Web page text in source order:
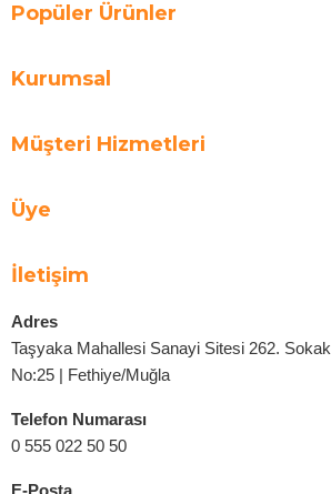
Popüler Ürünler
Kurumsal
Müşteri Hizmetleri
Üye
İletişim
Adres
Taşyaka Mahallesi Sanayi Sitesi 262. Sokak
No:25 | Fethiye/Muğla
Telefon Numarası
0 555 022 50 50